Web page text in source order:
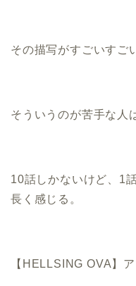
その描写がすごいすご
そういうのが苦手な人
10話しかないけど、1
長く感じる。
【HELLSING OVA】